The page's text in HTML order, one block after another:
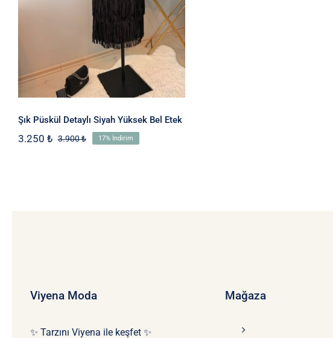
Şık Püskül Detaylı Siyah Yüksek Bel Etek
3.900₺Orijinal
3.250 ₺
Şu 17% İndirim
Viyena Moda
✨ Tarzını Viyena ile keşfet ✨
Mağaza